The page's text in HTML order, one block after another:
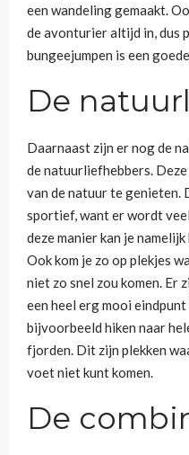
een wandeling gemaakt.
de avonturier altijd in, dus
bungeejumpen is een
De
Daarnaast zijn er nog de
de natuurliefhebbers.
van de natuur te genieten.
sportief, want er wordt
deze manier kan je
Ook kom je zo op plekjes
niet zo snel zou komen. Er
een heel erg mooi
bijvoorbeeld hiken naar
fjorden. Dit zijn plekken
voet niet kunt komen.
De